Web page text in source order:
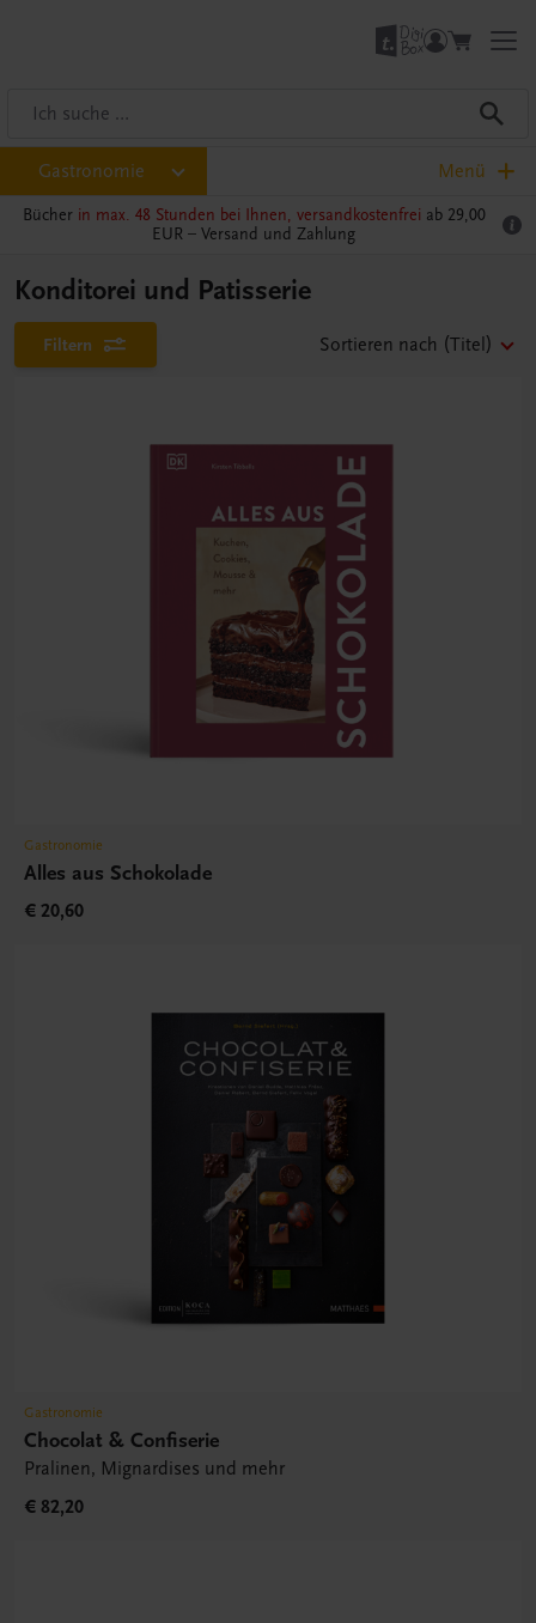
Gastronomie Menü
Bücher in max. 48 Stunden bei Ihnen, versandkostenfrei ab 29,00
EUR – Versand und Zahlung
Konditorei und Patisserie
Filtern Sortieren nach (Titel)
Gastronomie
Alles aus Schokolade
€ 20,60
Gastronomie
Chocolat & Confiserie
Pralinen, Mignardises und mehr
€ 82,20